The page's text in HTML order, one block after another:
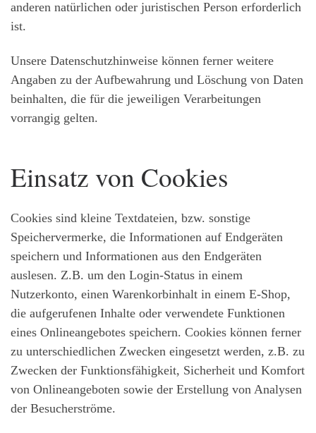
anderen natürlichen oder juristischen Person erforderlich
ist.
Unsere Datenschutzhinweise können ferner weitere
Angaben zu der Aufbewahrung und Löschung von Daten
beinhalten, die für die jeweiligen Verarbeitungen
vorrangig gelten.
Einsatz von Cookies
Cookies sind kleine Textdateien, bzw. sonstige
Speichervermerke, die Informationen auf Endgeräten
speichern und Informationen aus den Endgeräten
auslesen. Z.B. um den Login-Status in einem
Nutzerkonto, einen Warenkorbinhalt in einem E-Shop,
die aufgerufenen Inhalte oder verwendete Funktionen
eines Onlineangebotes speichern. Cookies können ferner
zu unterschiedlichen Zwecken eingesetzt werden, z.B. zu
Zwecken der Funktionsfähigkeit, Sicherheit und Komfort
von Onlineangeboten sowie der Erstellung von Analysen
der Besucherströme.